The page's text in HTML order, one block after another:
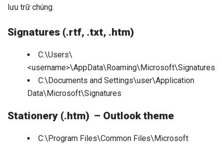
lưu trữ chúng.
Signatures (.rtf, .txt, .htm)
C:\Users\
<username>\AppData\Roaming\Microsoft\Signatures
C:\Documents and Settings\user\Application
Data\Microsoft\Signatures
Stationery (.htm) – Outlook theme
C:\Program Files\Common Files\Microsoft